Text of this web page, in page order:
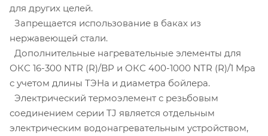
для других целей.
Запрещается использование в баках из
нержавеющей стали.
Дополнительные нагревательные элементы для
ОКС 16-300 NTR (R)/BP и ОКС 400-1000 NTR (R)/1 Mpa
с учетом длины ТЭНа и диаметра бойлера.
Электрический термоэлемент с резьбовым
соединением серии TJ является отдельным
электрическим водонагревательным устройством,